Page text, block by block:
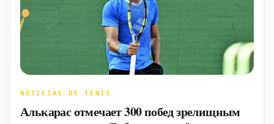
NOTICIAS DE TENIS
Алькарас отмечает 300 побед зрелищным